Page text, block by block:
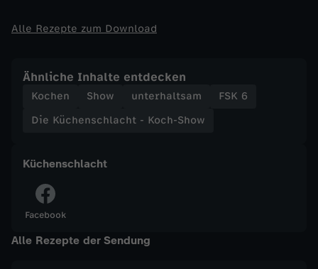
S
h
w
-
S
Alle Rezepte zum Download
Ähnliche Inhalte entdecken
Kochen Show unterhaltsam
FSK 6
Die Küchenschlacht - Koch-Show
Küchenschlacht
Facebook
Alle Rezepte der Sendung